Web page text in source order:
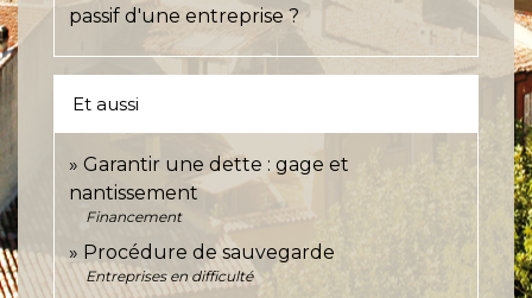
passif d'une entreprise ?
Et aussi
Garantir une dette : gage et
nantissement
Financement
Procédure de sauvegarde
Entreprises en difficulté